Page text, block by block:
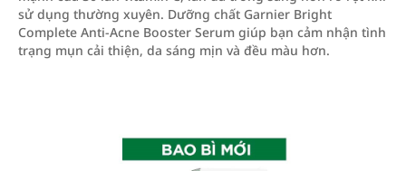
sử dụng thường xuyên. Dưỡng chất Garnier Bright
Complete Anti-Acne Booster Serum giúp bạn cảm nhận tình
trạng mụn cải thiện, da sáng mịn và đều màu hơn.